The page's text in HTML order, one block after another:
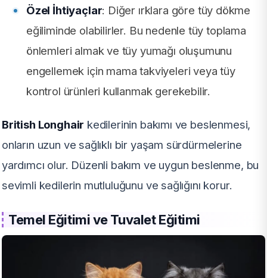
Özel İhtiyaçlar: Diğer ırklara göre tüy dökme
eğiliminde olabilirler. Bu nedenle tüy toplama
önlemleri almak ve tüy yumağı oluşumunu
engellemek için mama takviyeleri veya tüy
kontrol ürünleri kullanmak gerekebilir.
British Longhair kedilerinin bakımı ve beslenmesi,
onların uzun ve sağlıklı bir yaşam sürdürmelerine
yardımcı olur. Düzenli bakım ve uygun beslenme, bu
sevimli kedilerin mutluluğunu ve sağlığını korur.
Temel Eğitimi ve Tuvalet Eğitimi